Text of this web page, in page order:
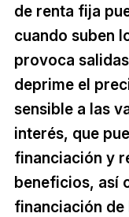
de renta fija
cuando suben
provoca
deprime el
sensible a las
interés, que
financiación y
beneficios, así
financiación